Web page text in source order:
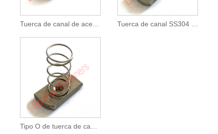
Tuerca de canal de acero al carbono galvanizada Tuerca de canal SS304 tipo I
Tipo O de tuerca de canal SS304